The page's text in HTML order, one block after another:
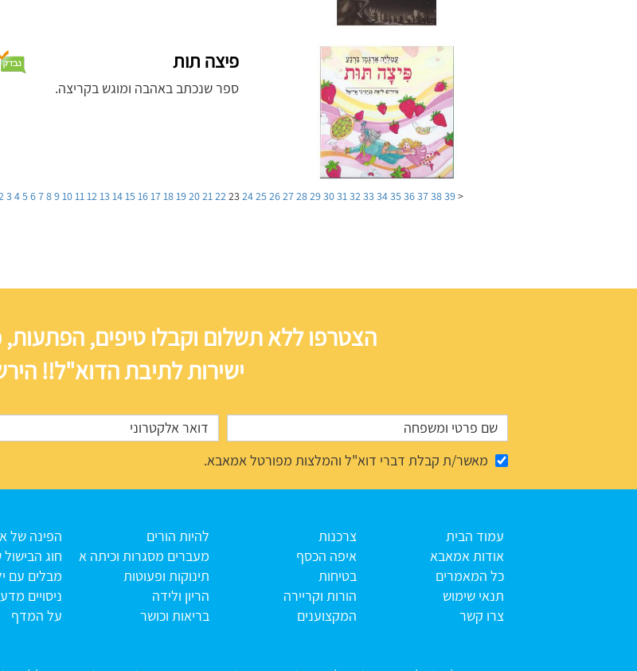
פיצה תות
ספר שנכתב באהבה ומוגש בקריצה.
<
3456789101112131415161718192021222324252627282930313233343536373839
הצטרפו ללא תשלום וקבלו טיפים, הפתעות,
ישירות לתיבת הדוא"ל!!
מאשר/ת קבלת דברי דוא"ל והמלצות מפורטל אמאבא.
עמוד הבית
אודות אמאבא
כל המאמרים
תנאי שימוש
צרו קשר
צרכנות
איפה הכסף
בטיחות
הורות וקריירה
המקצוענים
להיות הורים
מעברים מסגרות וכיתה א
תינוקות ופעוטות
הריון ולידה
בריאות וכושר
הפינה של
חוג
מבלים עם
ניסויים
על המדף